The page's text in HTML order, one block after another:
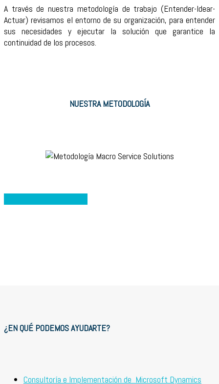
A través de nuestra metodología de trabajo (Entender-Idear-
Actuar) revisamos el entorno de su organización, para entender
sus necesidades y ejecutar la solución que garantice la
continuidad de los procesos.
NUESTRA METODOLOGÍA
¿EN QUÉ PODEMOS AYUDARTE?
Consultoría e Implementación de Microsoft Dynamics